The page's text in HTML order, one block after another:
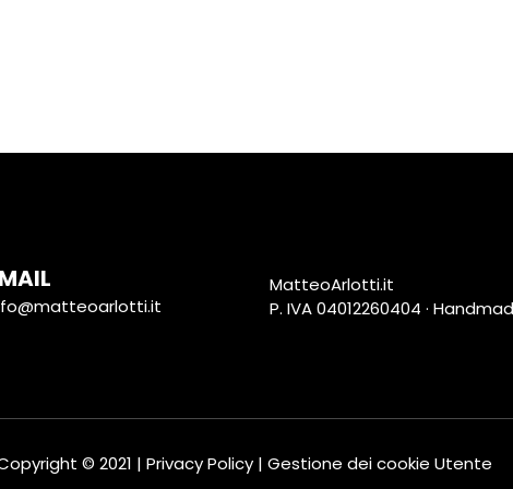
MatteoArlotti.it
P. IVA 04012260404 ·
© 2021 | Privacy Policy | Gestione dei cookie Utente